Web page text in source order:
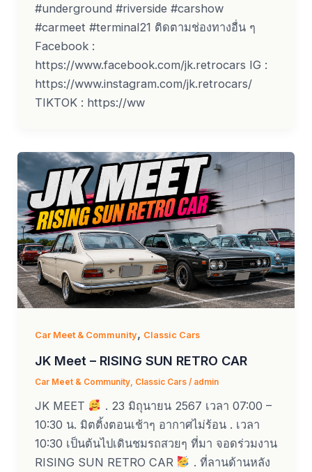
#underground #riverside #carshow
#carmeet #terminal21 ติดตามช่องทางอื่น ๆ
Facebook :
https://www.facebook.com/jk.retrocars IG :
https://www.instagram.com/jk.retrocars/
TIKTOK : https://ww
Car Meet & Community, Classic Cars
JK Meet – RISING SUN RETRO CAR
Car Meet & Community, Classic Cars/ admin
JK MEET
. 23 มิถุนายน 2567 เวลา 07:00 –
10:30 น. มิตติ้งตอนเช้าๆ อากาศไม่ร้อน . เวลา
10:30 เป็นต้นไปเดินชมรถสวยๆ ที่มา จอดร่วมงาน
RISING SUN RETRO CAR
. ที่ลานด้านหลัง